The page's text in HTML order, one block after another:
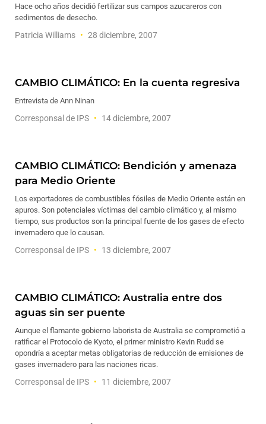
Hace ocho años decidió fertilizar sus campos azucareros con
sedimentos de desecho.
Patricia Williams 28 diciembre, 2007
CAMBIO CLIMÁTICO: En la cuenta regresiva
Entrevista de Ann Ninan
Corresponsal de IPS 14 diciembre, 2007
CAMBIO CLIMÁTICO: Bendición y amenaza
para Medio Oriente
Los exportadores de combustibles fósiles de Medio Oriente están en
apuros. Son potenciales víctimas del cambio climático y, al mismo
tiempo, sus productos son la principal fuente de los gases de efecto
invernadero que lo causan.
Corresponsal de IPS 13 diciembre, 2007
CAMBIO CLIMÁTICO: Australia entre dos
aguas sin ser puente
Aunque el flamante gobierno laborista de Australia se comprometió a
ratificar el Protocolo de Kyoto, el primer ministro Kevin Rudd se
opondría a aceptar metas obligatorias de reducción de emisiones de
gases invernadero para las naciones ricas.
Corresponsal de IPS 11 diciembre, 2007